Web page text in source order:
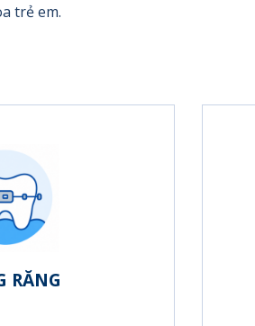
trẻ em.
RĂNG